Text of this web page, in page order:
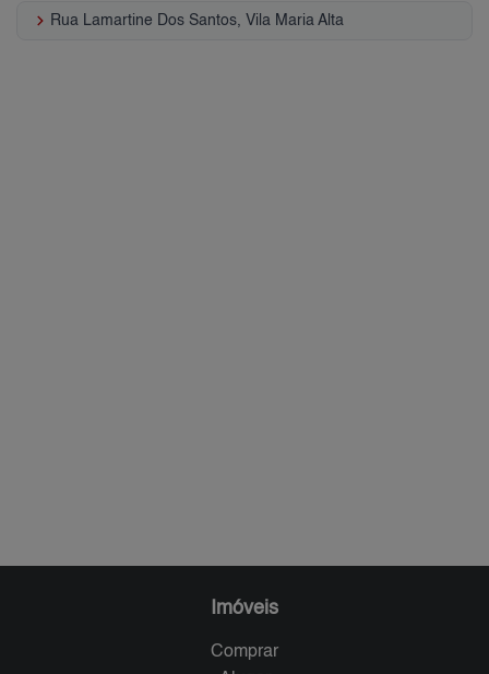
keyboard_arrow_right Rua Lamartine Dos Santos, Vila Maria Alta
Imóveis
Comprar